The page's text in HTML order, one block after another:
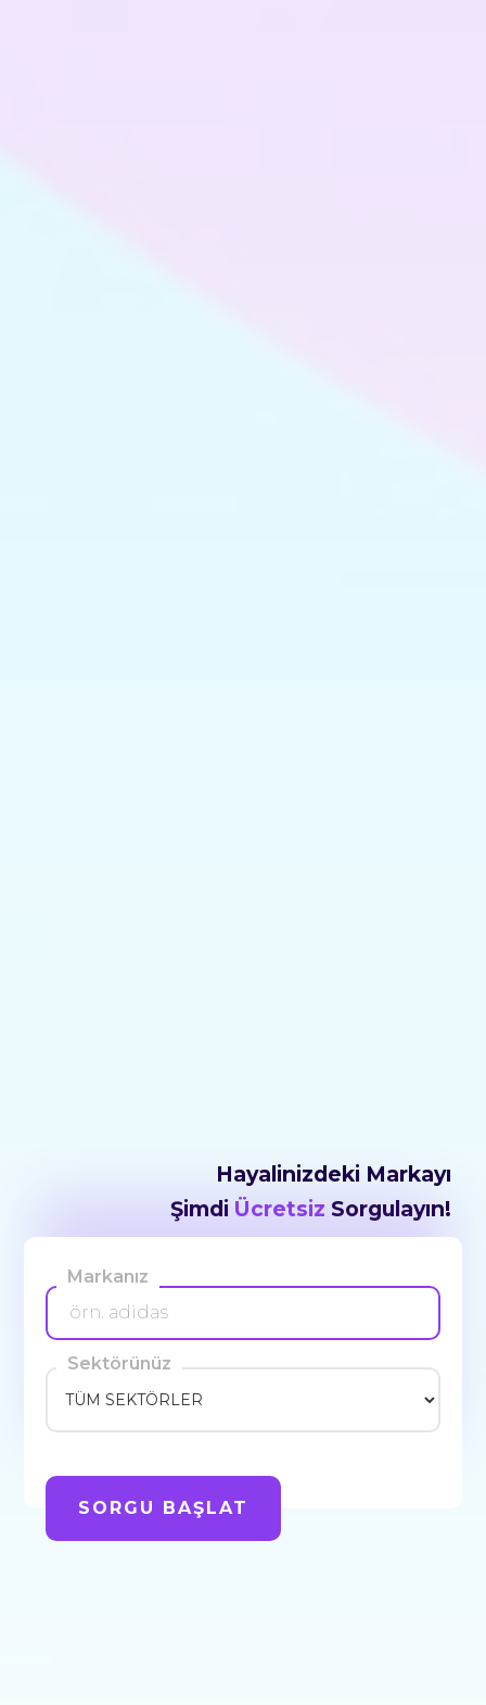
Hayalinizdeki Markayı
Şimdi Ücretsiz Sorgulayın!
Markanız
Sektörünüz
SORGU BAŞLAT